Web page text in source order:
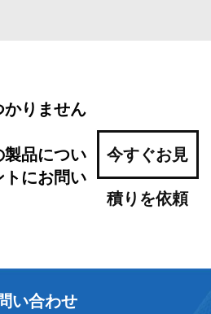
かりません
品につい
にお問い
今すぐお見
積りを依頼
い合わせ